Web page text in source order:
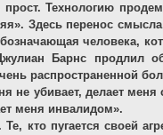
Технологию
Здесь перенос
человека,
Барнс продлил
распространенной
не убивает, делает
меня инвалидом».
кто пугается своей